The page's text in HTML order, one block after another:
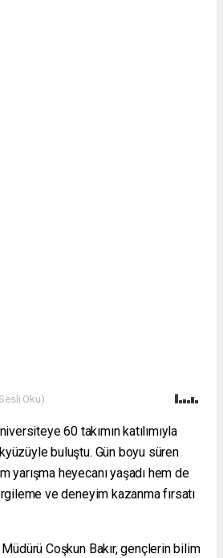
Oku)
60 takımın katılımıyla
buluştu. Gün boyu süren
yarışma heyecanı yaşadı hem de
ve deneyim kazanma fırsatı
Coşkun Bakır, gençlerin bilim